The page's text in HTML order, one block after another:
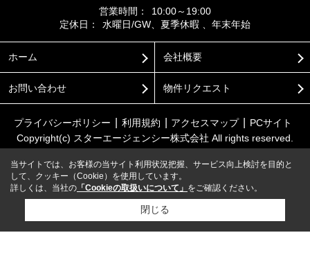
営業時間：
10:00～19:00
定休日：
水曜日/GW、夏季休暇 、年末年始
ホーム 会社概要
お問い合わせ 物件リクエスト
プライバシーポリシー 利用規約 アクセスマップ
PCサイト
Copyright(c) スターエージェンシー株式会社 All rights reserved.
当サイトでは、お客様の当サイト利用状況把握、サービス向上検討を目的と
して、クッキー（Cookie）を使用しています。
詳しくは、当社の 「Cookieの取扱いについて」 をご確認ください。
閉じる